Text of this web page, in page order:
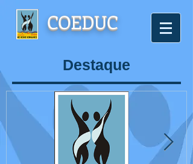
COEDUC
Destaque